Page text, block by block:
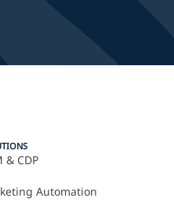
& CDP
Automation